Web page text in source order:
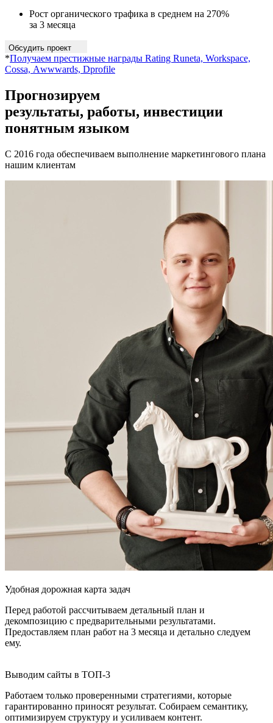
Рост органического трафика в среднем на 270%
за 3 месяца
Обсудить проект
*Получаем престижные награды Rating Runeta, Workspace,
Cossa, Аwwwards, Dprofile
Прогнозируем
результаты, работы, инвестиции
понятным языком
С 2016 года обеспечиваем выполнение маркетингового плана
нашим клиентам
Удобная дорожная карта задач
Перед работой рассчитываем детальный план и
декомпозицию с предварительными результатами.
Предоставляем план работ на 3 месяца и детально следуем
ему.
Выводим сайты в ТОП-3
Работаем только проверенными стратегиями, которые
гарантированно приносят результат. Собираем семантику,
оптимизируем структуру и усиливаем контент.